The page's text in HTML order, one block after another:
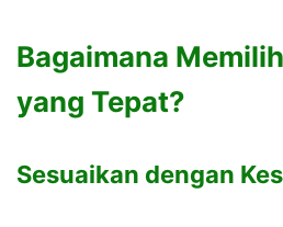
Bagaimana
yang Tepat?
Sesuaikan dengan